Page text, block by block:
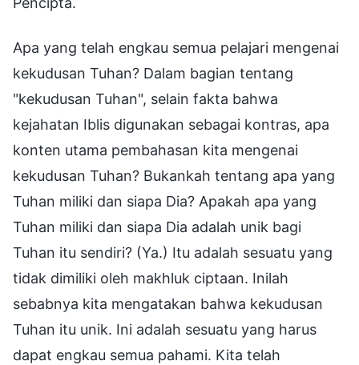
Apa yang telah engkau semua pelajari mengenai
kekudusan Tuhan? Dalam bagian tentang
"kekudusan Tuhan", selain fakta bahwa
kejahatan Iblis digunakan sebagai kontras, apa
konten utama pembahasan kita mengenai
kekudusan Tuhan? Bukankah tentang apa yang
Tuhan miliki dan siapa Dia? Apakah apa yang
Tuhan miliki dan siapa Dia adalah unik bagi
Tuhan itu sendiri? (Ya.) Itu adalah sesuatu yang
tidak dimiliki oleh makhluk ciptaan. Inilah
sebabnya kita mengatakan bahwa kekudusan
Tuhan itu unik. Ini adalah sesuatu yang harus
dapat engkau semua pahami. Kita telah